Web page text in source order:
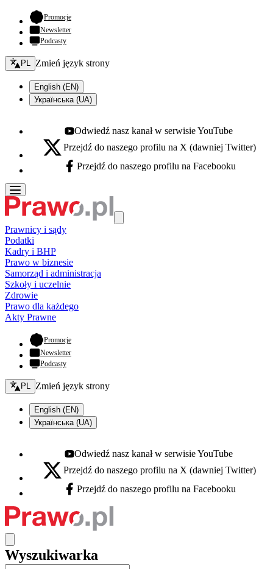
Promocje- otwiera się w nowej karcie
Newsletter
Podcasty
Zmień język - bieżący:
PL Zmień język strony
English (EN)
Українська (UA)
Youtube - otwiera się w nowej karcie
Odwiedź nasz kanał w serwisie YouTube
X - otwiera się w nowej karcie
Przejdź do naszego profilu na X (dawniej Twitter)
Facebook - otwiera się w nowej karcie
Przejdź do naszego profilu na Facebooku
Prawnicy i sądy
Podatki
Kadry i BHP
Prawo w biznesie
Samorząd i administracja
Szkoły i uczelnie
Zdrowie
Prawo dla każdego
Akty Prawne
Promocje- otwiera się w nowej karcie
Newsletter
Podcasty
Zmień język - bieżący:
PL Zmień język strony
English (EN)
Українська (UA)
Youtube - otwiera się w nowej karcie
Odwiedź nasz kanał w serwisie YouTube
X - otwiera się w nowej karcie
Przejdź do naszego profilu na X (dawniej Twitter)
Facebook - otwiera się w nowej karcie
Przejdź do naszego profilu na Facebooku
Wyszukiwarka